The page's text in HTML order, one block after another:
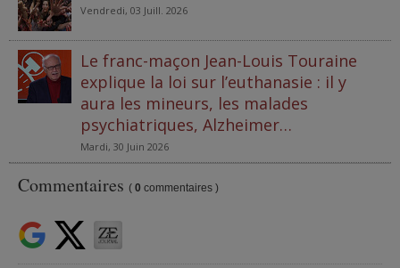
Vendredi, 03 Juill. 2026
Le franc-maçon Jean-Louis Touraine
explique la loi sur l’euthanasie : il y
aura les mineurs, les malades
psychiatriques, Alzheimer…
Mardi, 30 Juin 2026
Commentaires ( 0 commentaires )